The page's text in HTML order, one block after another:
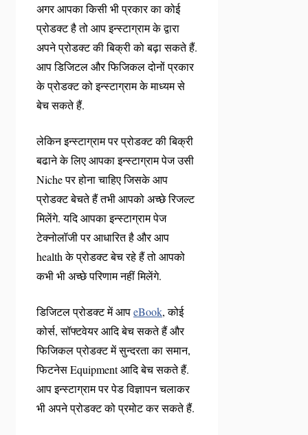
अगर आपका किसी भी प्रकार का कोई
प्रोडक्ट है तो आप इन्स्टाग्राम के द्वारा
अपने प्रोडक्ट की बिक्री को बढ़ा सकते हैं.
आप डिजिटल और फिजिकल दोनों प्रकार
के प्रोडक्ट को इन्स्टाग्राम के माध्यम से
बेच सकते हैं.
लेकिन इन्स्टाग्राम पर प्रोडक्ट की बिक्री
बढाने के लिए आपका इन्स्टाग्राम पेज उसी
Niche पर होना चाहिए जिसके आप
प्रोडक्ट बेचते हैं तभी आपको अच्छे रिजल्ट
मिलेंगे. यदि आपका इन्स्टाग्राम पेज
टेक्नोलॉजी पर आधारित है और आप
health के प्रोडक्ट बेच रहे हैं तो आपको
कभी भी अच्छे परिणाम नहीं मिलेंगे.
डिजिटल प्रोडक्ट में आपeBook, कोई
कोर्स, सॉफ्टवेयर आदि बेच सकते हैं और
फिजिकल प्रोडक्ट में सुन्दरता का समान,
फिटनेस Equipment आदि बेच सकते हैं.
आप इन्स्टाग्राम पर पेड विज्ञापन चलाकर
भी अपने प्रोडक्ट को प्रमोट कर सकते हैं.